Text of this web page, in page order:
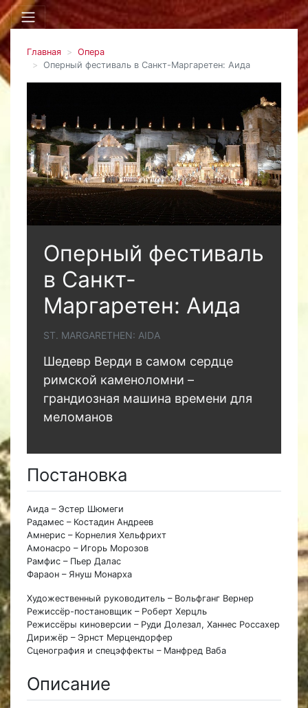
Главная
Опера
Оперный фестиваль в Санкт-Маргаретен: Аида
Оперный фестиваль
в Санкт-
Маргаретен: Аида
ST. MARGARETHEN: AIDA
Шедевр Верди в самом сердце
римской каменоломни –
грандиозная машина времени для
меломанов
Постановка
Аида – Эстер Шюмеги
Радамес – Костадин Андреев
Амнерис – Корнелия Хельфрихт
Амонасро – Игорь Морозов
Рамфис – Пьер Далас
Фараон – Януш Монарха
Художественный руководитель – Вольфганг Вернер
Режиссёр-постановщик – Роберт Херцль
Режиссёры киноверсии – Руди Долезал, Ханнес Россахер
Дирижёр – Эрнст Мерцендорфер
Сценография и спецэффекты – Манфред Ваба
Описание